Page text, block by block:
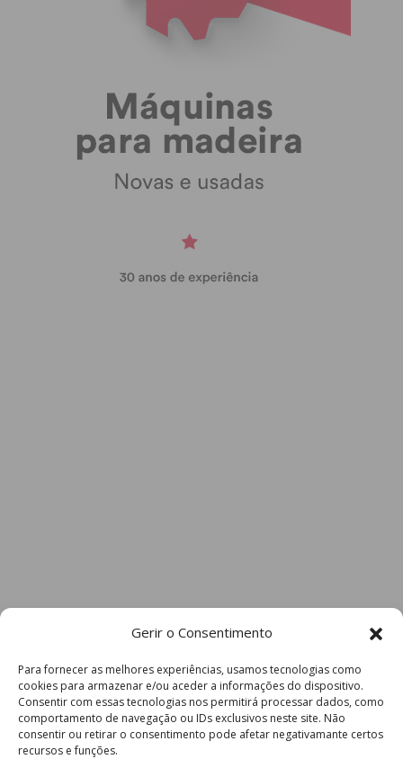
Gerir o Consentimento
Para fornecer as melhores experiências, usamos tecnologias como
cookies para armazenar e/ou aceder a informações do dispositivo.
Consentir com essas tecnologias nos permitirá processar dados, como
comportamento de navegação ou IDs exclusivos neste site. Não
consentir ou retirar o consentimento pode afetar negativamante certos
recursos e funções.